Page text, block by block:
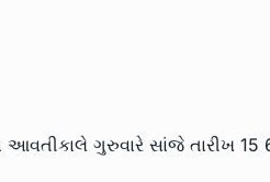
આવતીકાલે ગુરુવારે સાંજે તારીખ